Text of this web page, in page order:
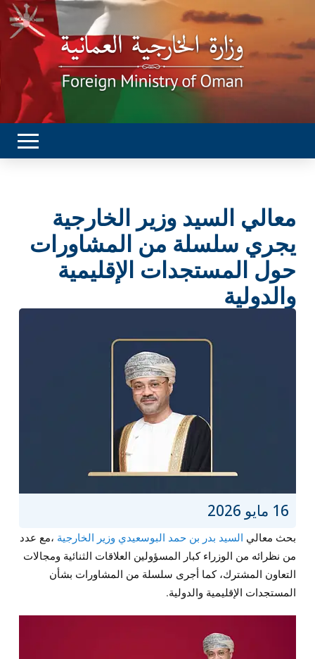
معالي السيد وزير الخارجية
يجري سلسلة من المشاورات
حول المستجدات الإقليمية
والدولية
16 مايو 2026
بحث معالي السيد بدر بن حمد البوسعيدي وزير الخارجية ،مع عدد
من نظرائه من الوزراء كبار المسؤولين العلاقات الثنائية ومجالات
التعاون المشترك، كما أجرى سلسلة من المشاورات بشأن
المستجدات الإقليمية والدولية.